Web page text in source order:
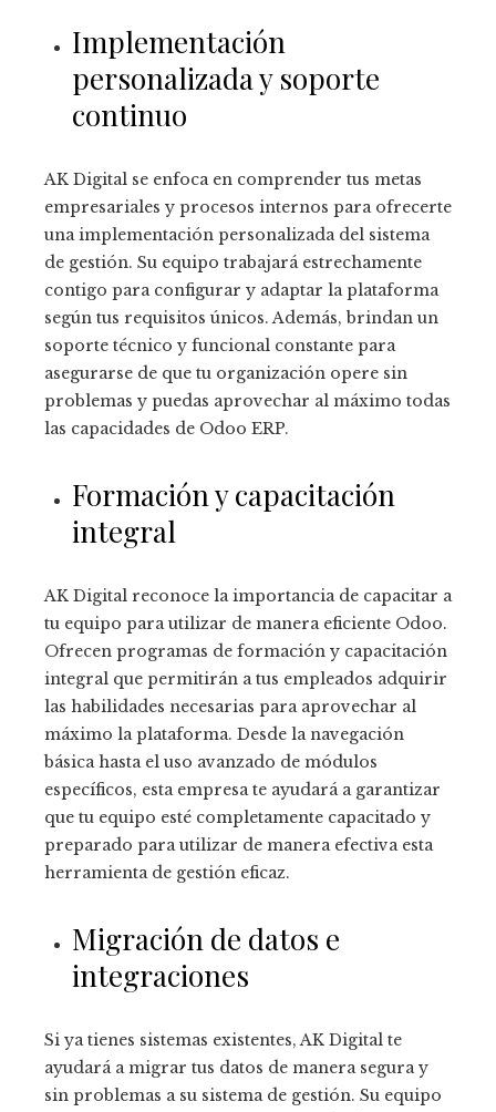
Implementación
personalizada y soporte
continuo
AK Digital se enfoca en comprender tus metas
empresariales y procesos internos para ofrecerte
una implementación personalizada del sistema
de gestión. Su equipo trabajará estrechamente
contigo para configurar y adaptar la plataforma
según tus requisitos únicos. Además, brindan un
soporte técnico y funcional constante para
asegurarse de que tu organización opere sin
problemas y puedas aprovechar al máximo todas
las capacidades de Odoo ERP.
Formación y capacitación
integral
AK Digital reconoce la importancia de capacitar a
tu equipo para utilizar de manera eficiente Odoo.
Ofrecen programas de formación y capacitación
integral que permitirán a tus empleados adquirir
las habilidades necesarias para aprovechar al
máximo la plataforma. Desde la navegación
básica hasta el uso avanzado de módulos
específicos, esta empresa te ayudará a garantizar
que tu equipo esté completamente capacitado y
preparado para utilizar de manera efectiva esta
herramienta de gestión eficaz.
Migración de datos e
integraciones
Si ya tienes sistemas existentes, AK Digital te
ayudará a migrar tus datos de manera segura y
sin problemas a su sistema de gestión. Su equipo